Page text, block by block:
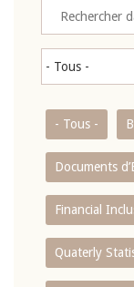
- Tous -
Documents
Financial
Quaterly